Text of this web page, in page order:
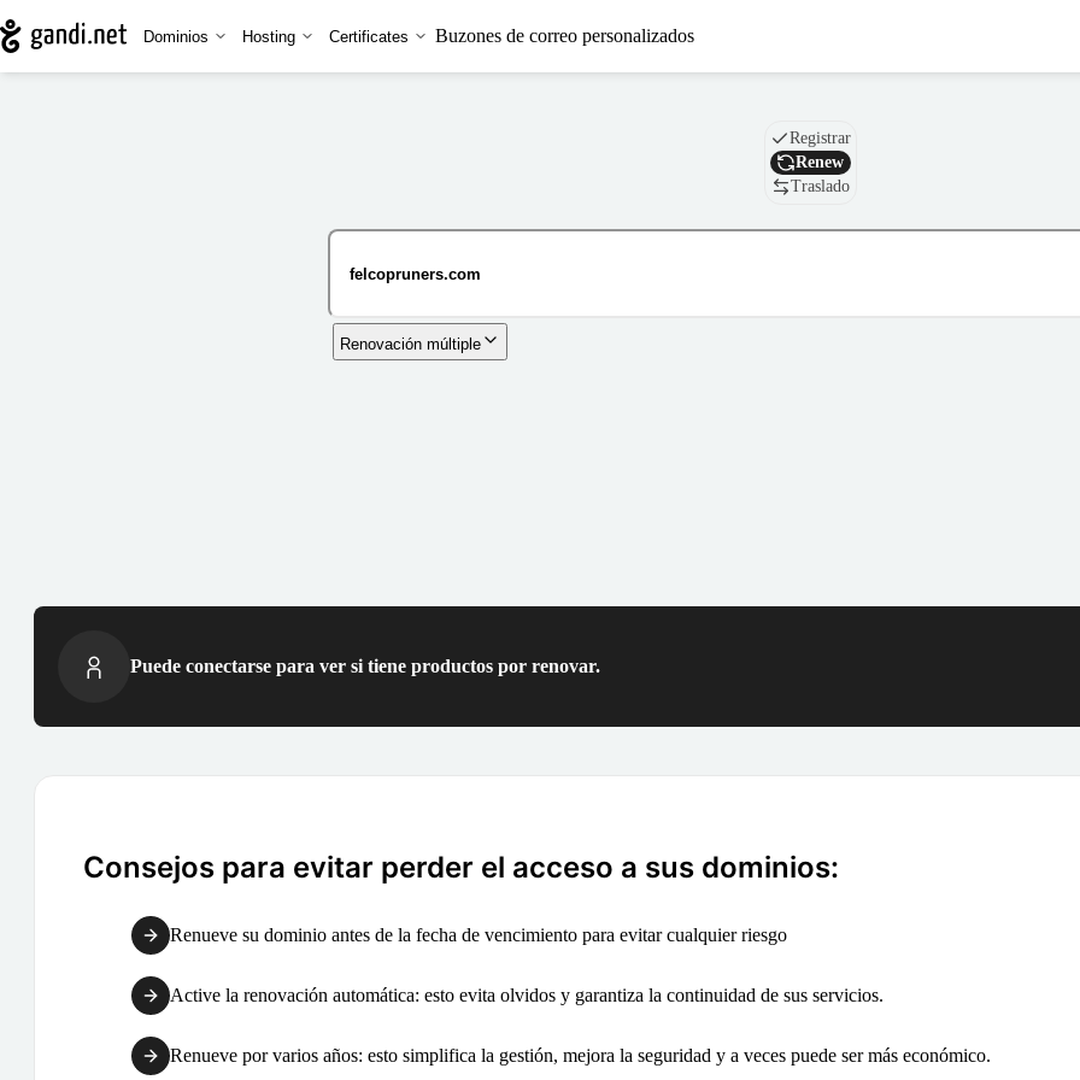
Dominios Hosting Certificates Buzones de correo personalizados
Nombre de dominio
Registrar
Renew
Traslado
Renovación múltiple
Puede conectarse para ver si tiene productos por renovar.
Consejos para evitar perder el acceso a sus dominios:
Renueve su dominio antes de la fecha de vencimiento para evitar cualquier riesgo
Active la renovación automática: esto evita olvidos y garantiza la continuidad de sus servicios.
Renueve por varios años: esto simplifica la gestión, mejora la seguridad y a veces puede ser más económico.